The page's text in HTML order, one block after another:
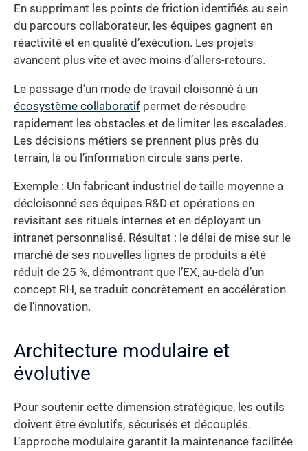
En supprimant les points de friction identifiés au sein
du parcours collaborateur, les équipes gagnent en
réactivité et en qualité d’exécution. Les projets
avancent plus vite et avec moins d’allers-retours.
Le passage d’un mode de travail cloisonné à un
écosystème collaboratif permet de résoudre
rapidement les obstacles et de limiter les escalades.
Les décisions métiers se prennent plus près du
terrain, là où l’information circule sans perte.
Exemple : Un fabricant industriel de taille moyenne a
décloisonné ses équipes R&D et opérations en
revisitant ses rituels internes et en déployant un
intranet personnalisé. Résultat : le délai de mise sur le
marché de ses nouvelles lignes de produits a été
réduit de 25 %, démontrant que l’EX, au-delà d’un
concept RH, se traduit concrètement en accélération
de l’innovation.
Architecture modulaire et
évolutive
Pour soutenir cette dimension stratégique, les outils
doivent être évolutifs, sécurisés et découplés.
L’approche modulaire garantit la maintenance facilitée